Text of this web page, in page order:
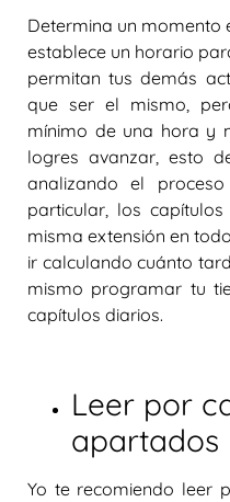
Determina un momento
establece un horario
permitan tus demás
que ser el mismo,
mínimo de una hora y
logres avanzar, esto
analizando el
particular, los
misma extensión en
ir calculando cuánto
mismo programar tu
capítulos diarios.
Leer por
apartados
Yo te recomiendo leer